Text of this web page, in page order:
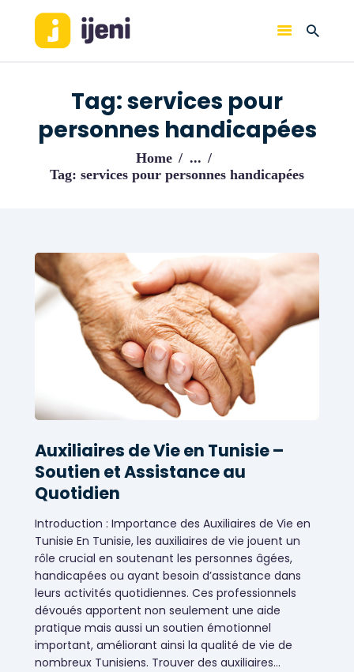
Tag: services pour
personnes handicapées
Home
...
Tag: services pour personnes handicapées
ACCUEIL
BLOG
Services de santé
Auxiliaires de Vie en Tunisie –
Soutien et Assistance au
Quotidien
Introduction : Importance des Auxiliaires de Vie en
Tunisie En Tunisie, les auxiliaires de vie jouent un
rôle crucial en soutenant les personnes âgées,
handicapées ou ayant besoin d’assistance dans
leurs activités quotidiennes. Ces professionnels
dévoués apportent non seulement une aide
pratique mais aussi un soutien émotionnel
important, améliorant ainsi la qualité de vie de
nombreux Tunisiens. Trouver des auxiliaires…